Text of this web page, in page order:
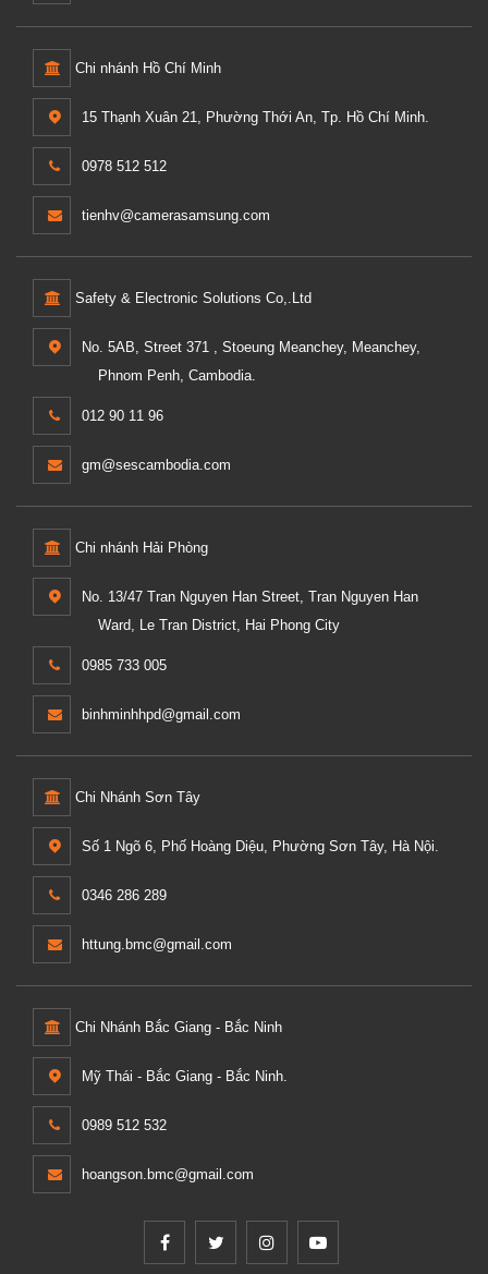
Chi nhánh Hồ Chí Minh
15 Thạnh Xuân 21, Phường Thới An, Tp. Hồ Chí Minh.
0978 512 512
tienhv@camerasamsung.com
Safety & Electronic Solutions Co,.Ltd
No. 5AB, Street 371 , Stoeung Meanchey, Meanchey,
Phnom Penh, Cambodia.
012 90 11 96
gm@sescambodia.com
Chi nhánh Hải Phòng
No. 13/47 Tran Nguyen Han Street, Tran Nguyen Han
Ward, Le Tran District, Hai Phong City
0985 733 005
binhminhhpd@gmail.com
Chi Nhánh Sơn Tây
Số 1 Ngõ 6, Phố Hoàng Diệu, Phường Sơn Tây, Hà Nội.
0346 286 289
httung.bmc@gmail.com
Chi Nhánh Bắc Giang - Bắc Ninh
Mỹ Thái - Bắc Giang - Bắc Ninh.
0989 512 532
hoangson.bmc@gmail.com